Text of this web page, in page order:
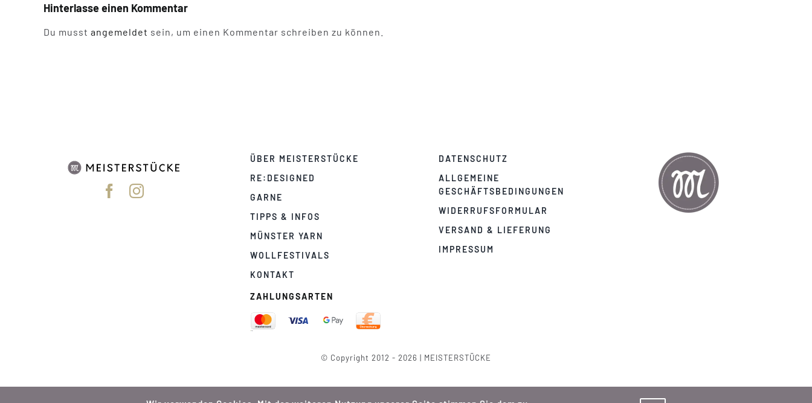
Hinterlasse einen Kommentar
Du musst angemeldet sein, um einen Kommentar schreiben zu können.
ÜBER MEISTERSTÜCKE
RE:DESIGNED
GARNE
TIPPS & INFOS
MÜNSTER YARN
WOLLFESTIVALS
KONTAKT
ZAHLUNGSARTEN
DATENSCHUTZ
ALLGEMEINE
GESCHÄFTSBEDINGUNGEN
WIDERRUFSFORMULAR
VERSAND & LIEFERUNG
IMPRESSUM
© Copyright 2012 - 2026 | MEISTERSTÜCKE